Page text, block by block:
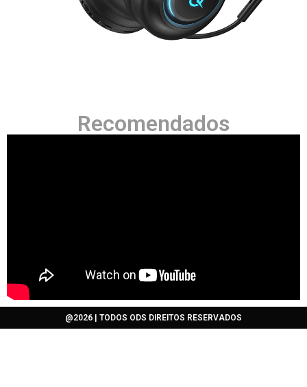
Recomendados
@2026 | TODOS ODS DIREITOS RESERVADOS